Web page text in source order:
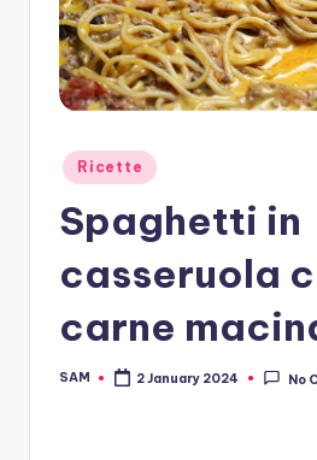
Posted
in
Ricette
Spaghetti in
casseruola
carne
Posted
SAM 2 January 2024 No